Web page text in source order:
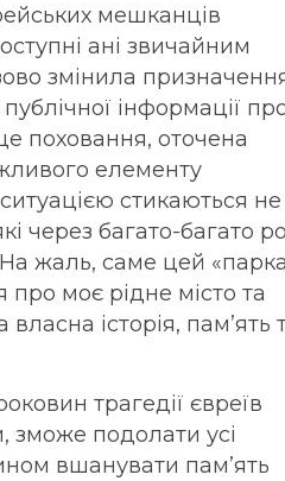
мешканців
ані звичайним
змінила
інформації
поховання, оточена
елементу
стикаються не
через багато-багато
жаль, саме цей
моє рідне місто та
історія, пам’ять
трагедії євреїв
зможе подолати усі
вшанувати пам’ять